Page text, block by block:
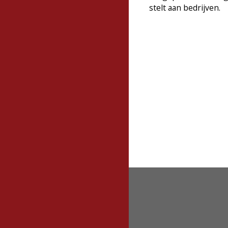
stelt aan bedrijven.